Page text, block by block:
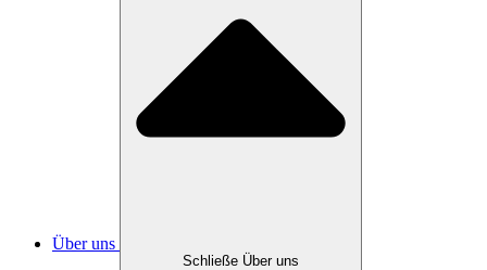
Über uns
Schließe Über uns